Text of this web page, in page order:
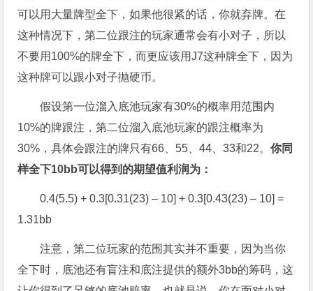
可以用大量牌型全下，如果他很紧的话，你就弃牌。在
这种情况下，第二位跟注的玩家通常会有小对子，所以
不要用100%的牌全下，而更应该用J7这种牌全下，因为
这种牌可以跟小对子抛硬币。
假设第一位溜入底池玩家有30%的概率用范围内
10%的牌跟注，第二位溜入底池玩家的跟注概率为
30%，具体会跟注的牌只有66、55、44、33和22。你同
样全下10bb可以得到的期望值利润为：
0.4(5.5) + 0.3[0.31(23) – 10] + 0.3[0.43(23) – 10] =
1.31bb
注意，第二位玩家的范围其实并不重要，因为当你
全下时，底池还有盲注和底注提供的额外3bb的筹码，这